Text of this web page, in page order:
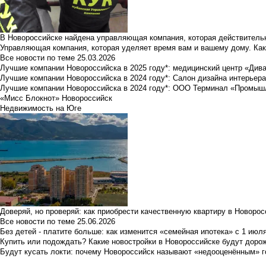
В Новороссийске найдена управляющая компания, которая
Управляющая компания, которая уделяет время вам и вашему дому.
Все новости по теме 25.03.2026
Лучшие компании Новороссийска в 2025 году*: медицинский центр
Лучшие компании Новороссийска в 2024 году*: Салон дизайна
Лучшие компании Новороссийска в 2024 году*: ООО Терминал
«Мисс Блокнот» Новороссийск
Недвижимость на Юге
Доверяй, но проверяй: как приобрести качественную квартиру в
Все новости по теме 25.06.2026
Без детей - платите больше: как изменится «семейная ипотека» с 1
Купить или подождать? Какие новостройки в Новороссийске будут
Будут кусать локти: почему Новороссийск называют «недооценённым»